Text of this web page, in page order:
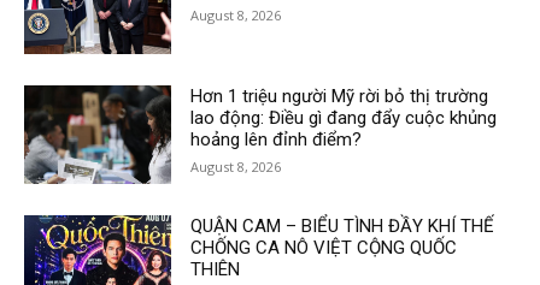
August 8, 2026
Hơn 1 triệu người Mỹ rời bỏ thị trường
lao động: Điều gì đang đẩy cuộc khủng
hoảng lên đỉnh điểm?
August 8, 2026
QUẬN CAM – BIỂU TÌNH ĐẦY KHÍ THẾ
CHỐNG CA NÔ VIỆT CỘNG QUỐC
THIÊN